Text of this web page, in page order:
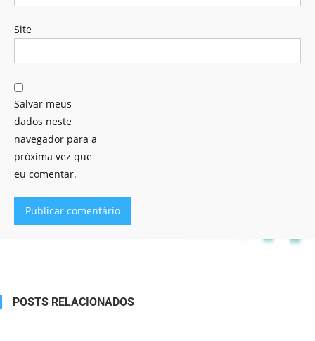
Site
Salvar meus
dados neste
navegador para a
próxima vez que
eu comentar.
POSTS RELACIONADOS